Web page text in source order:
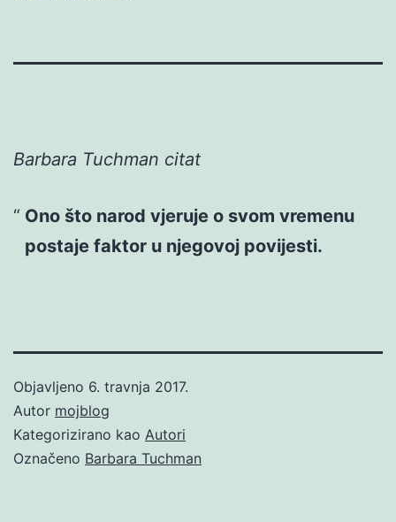
Barbara Tuchman citat
Ono što narod vjeruje o svom vremenu
postaje faktor u njegovoj povijesti.
Objavljeno 6. travnja 2017.
Autor mojblog
Kategorizirano kao Autori
Označeno Barbara Tuchman